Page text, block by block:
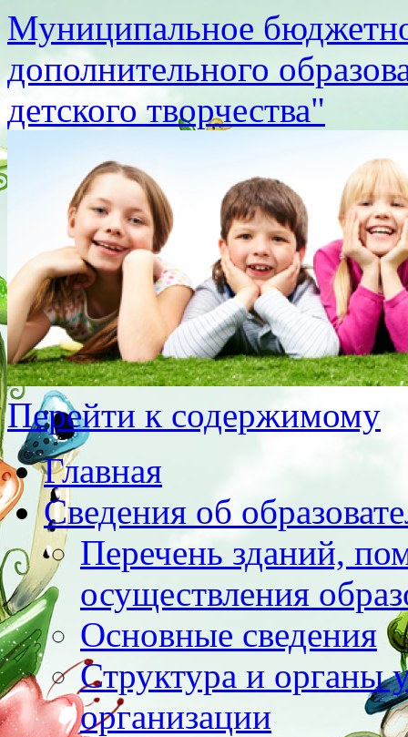
Муниципальное
дополнительного
детского творчества"
Перейти к содержимому
Главная
Сведения об
Перечень зданий,
осуществления
Основные сведения
Структура и органы
организации